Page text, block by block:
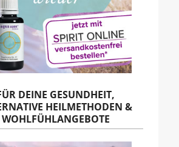
DEINE GESUNDHEIT,
HEILMETHODEN &
WOHLFÜHLANGEBOTE